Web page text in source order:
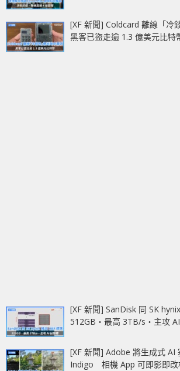
[XF 新聞] Coldcard 離線「冷
黑客已盜走逾 1.3 億美元比特
[XF 新聞] SanDisk 同 SK
512GB‧最高 3TB/s‧主攻
[XF 新聞] Adobe 將生成式 AI
Indigo 相機 App 可即影即改